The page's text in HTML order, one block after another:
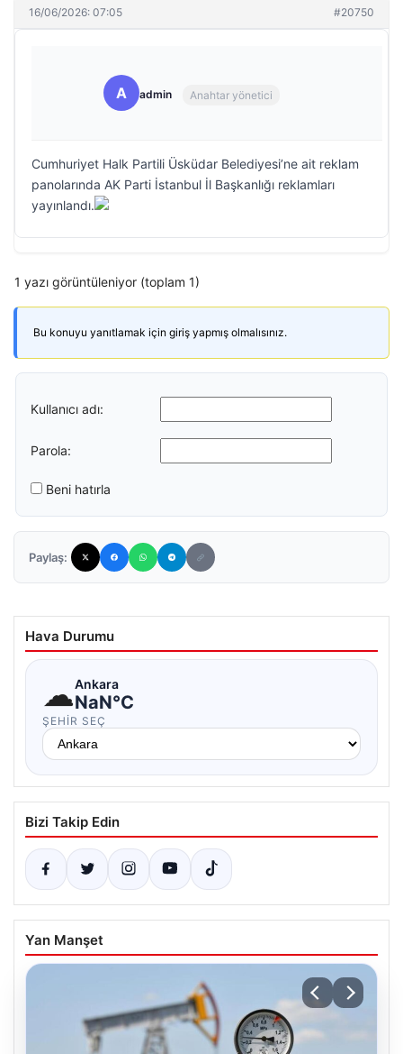
16/06/2026: 07:05 #20750
A admin Anahtar yönetici
Cumhuriyet Halk Partili Üsküdar Belediyesi’ne ait reklam
panolarında AK Parti İstanbul İl Başkanlığı reklamları
yayınlandı.
1 yazı görüntüleniyor (toplam 1)
Bu konuyu yanıtlamak için giriş yapmış olmalısınız.
Kullanıcı adı:
Parola:
Beni hatırla
Paylaş:
Hava Durumu
☁Ankara
NaN°C
ŞEHIR SEÇ
Bizi Takip Edin
Yan Manşet